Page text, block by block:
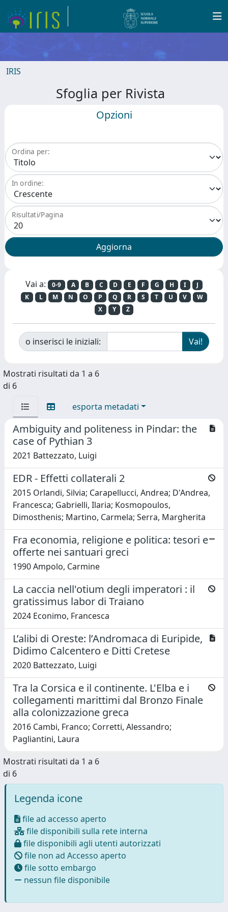
IRIS
Sfoglia per Rivista
Opzioni
Ordina per:
In ordine:
Risultati/Pagina
Vai a: 0-9 A B C D E F G H I
J
K
L M N O P Q R S T U V
W
X
Y Z
o inserisci le iniziali:
Mostrati risultati da 1 a 6
di 6
esporta metadati
Ambiguity and politeness in Pindar: the
case of Pythian 3
2021 Battezzato, Luigi
EDR - Effetti collaterali 2
2015 Orlandi, Silvia; Carapellucci, Andrea; D'Andrea,
Francesca; Gabrielli, Ilaria; Kosmopoulos,
Dimosthenis; Martino, Carmela; Serra, Margherita
Fra economia, religione e politica: tesori e
offerte nei santuari greci
1990 Ampolo, Carmine
La caccia nell'otium degli imperatori : il
gratissimus labor di Traiano
2024 Econimo, Francesca
L’alibi di Oreste: l’Andromaca di Euripide,
Didimo Calcentero e Ditti Cretese
2020 Battezzato, Luigi
Tra la Corsica e il continente. L'Elba e i
collegamenti marittimi dal Bronzo Finale
alla colonizzazione greca
2016 Cambi, Franco; Corretti, Alessandro;
Pagliantini, Laura
Mostrati risultati da 1 a 6
di 6
Legenda icone
file ad accesso aperto
file disponibili sulla rete interna
file disponibili agli utenti autorizzati
file non ad Accesso aperto
file sotto embargo
nessun file disponibile